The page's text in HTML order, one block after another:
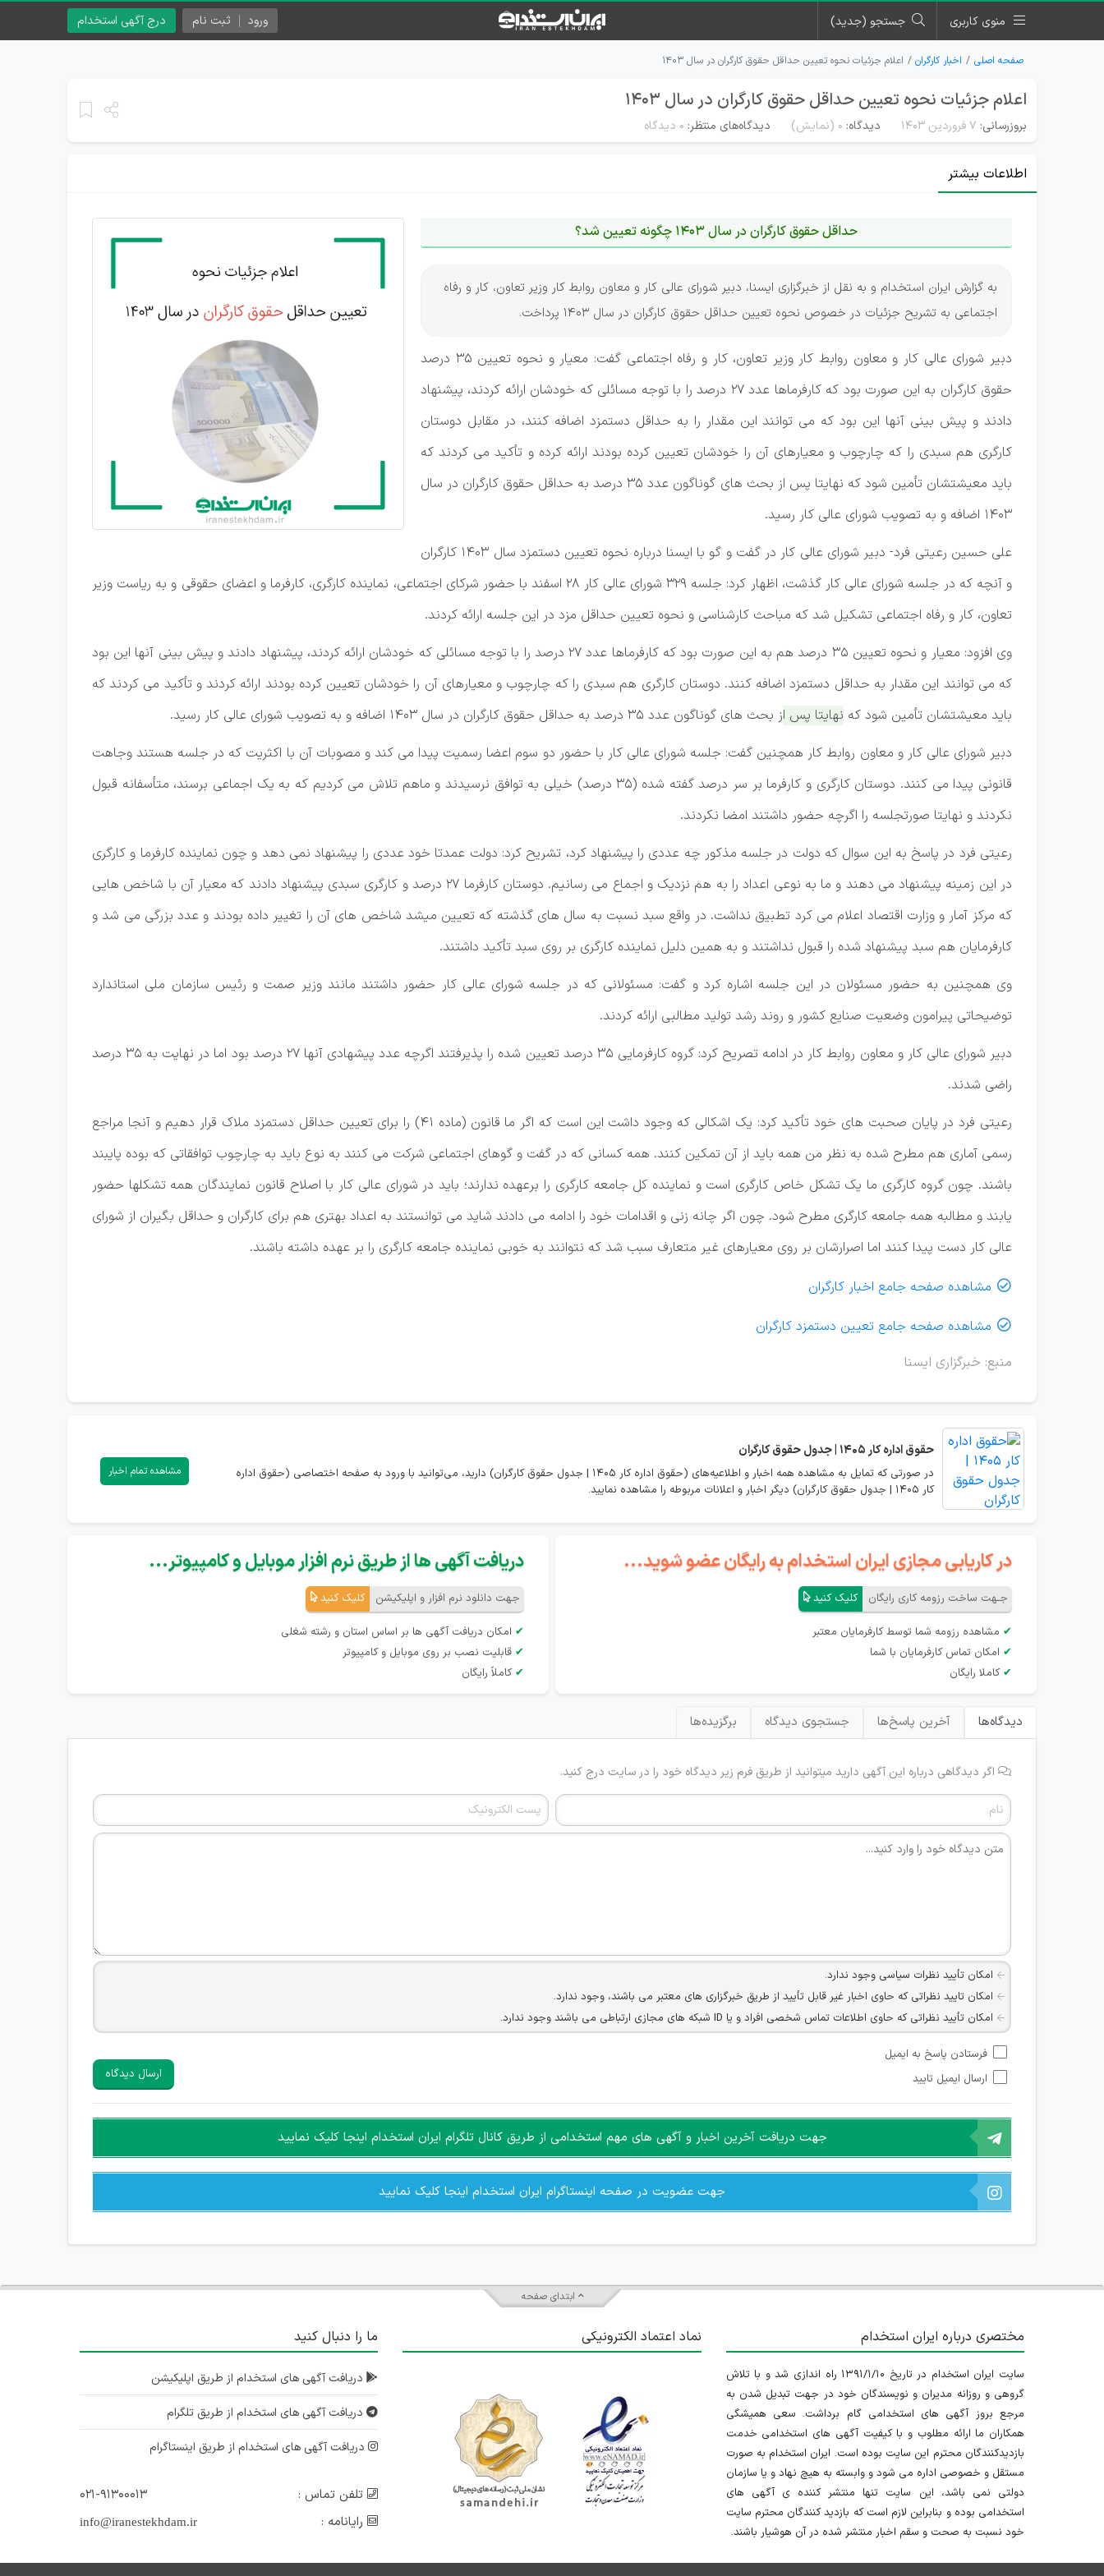
منوی کاربری جستجو (جدید) درج آگهی استخدام ورود ثبت نام
صفحه اصلی اخبار کارگران اعلام جزئیات نحوه تعیین حداقل حقوق کارگران در سال ۱۴۰۳
اعلام جزئیات نحوه تعیین حداقل حقوق کارگران در سال ۱۴۰۳
بروزرسانی: ۷ فروردین ۱۴۰۳ دیدگاه: 0 (نمایش) دیدگاه‌های منتظر: ۰ دیدگاه
اطلاعات بیشتر
حداقل حقوق کارگران در سال 1403 چگونه تعیین شد؟
به گزارش ایران استخدام و به نقل از خبرگزاری ایسنا، دبیر شورای عالی کار و معاون روابط کار وزیر تعاون، کار و رفاه
اجتماعی به تشریح جزئیات در خصوص نحوه تعیین حداقل حقوق کارگران در سال 1403 پرداخت.
دبیر شورای عالی کار و معاون روابط کار وزیر تعاون، کار و رفاه اجتماعی گفت: معیار و نحوه تعیین ۳۵ درصد
حقوق کارگران به این صورت بود که کارفرماها عدد ۲۷ درصد را با توجه مسائلی که خودشان ارائه کردند، پیشنهاد
دادند و پیش بینی آنها این بود که می توانند این مقدار را به حداقل دستمزد اضافه کنند، در مقابل دوستان
کارگری هم سبدی را که چارچوب و معیارهای آن را خودشان تعیین کرده بودند ارائه کرده و تأکید می کردند که
باید معیشتشان تأمین شود که نهایتا پس از بحث های گوناگون عدد ۳۵ درصد به حداقل حقوق کارگران در سال
۱۴۰۳ اضافه و به تصویب شورای عالی کار رسید.
علی حسین رعیتی فرد- دبیر شورای عالی کار در گفت و گو با ایسنا درباره نحوه تعیین دستمزد سال ۱۴۰۳ کارگران
و آنچه که در جلسه شورای عالی کار گذشت، اظهار کرد: جلسه ۳۲۹ شورای عالی کار ۲۸ اسفند با حضور شرکای اجتماعی، نماینده کارگری، کارفرما و اعضای حقوقی و به ریاست وزیر
تعاون، کار و رفاه اجتماعی تشکیل شد که مباحث کارشناسی و نحوه تعیین حداقل مزد در این جلسه ارائه کردند.
وی افزود: معیار و نحوه تعیین ۳۵ درصد هم به این صورت بود که کارفرماها عدد ۲۷ درصد را با توجه مسائلی که خودشان ارائه کردند، پیشنهاد دادند و پیش بینی آنها این بود
که می توانند این مقدار به حداقل دستمزد اضافه کنند. دوستان کارگری هم سبدی را که چارچوب و معیارهای آن را خودشان تعیین کرده بودند ارائه کردند و تأکید می کردند که
باید معیشتشان تأمین شود که نهایتا پس از بحث های گوناگون عدد ۳۵ درصد به حداقل حقوق کارگران در سال ۱۴۰۳ اضافه و به تصویب شورای عالی کار رسید.
دبیر شورای عالی کار و معاون روابط کار همچنین گفت: جلسه شورای عالی کار با حضور دو سوم اعضا رسمیت پیدا می کند و مصوبات آن با اکثریت که در جلسه هستند وجاهت
قانونی پیدا می کنند. دوستان کارگری و کارفرما بر سر درصد گفته شده (۳۵ درصد) خیلی به توافق نرسیدند و ماهم تلاش می کردیم که به یک اجماعی برسند، متأسفانه قبول
نکردند و نهایتا صورتجلسه را اگرچه حضور داشتند امضا نکردند.
رعیتی فرد در پاسخ به این سوال که دولت در جلسه مذکور چه عددی را پیشنهاد کرد، تشریح کرد: دولت عمدتا خود عددی را پیشنهاد نمی دهد و چون نماینده کارفرما و کارگری
در این زمینه پیشنهاد می دهند و ما به نوعی اعداد را به هم نزدیک و اجماع می رسانیم. دوستان کارفرما ۲۷ درصد و کارگری سبدی پیشنهاد دادند که معیار آن با شاخص هایی
که مرکز آمار و وزارت اقتصاد اعلام می کرد تطبیق نداشت. در واقع سبد نسبت به سال های گذشته که تعیین میشد شاخص های آن را تغییر داده بودند و عدد بزرگی می شد و
کارفرمایان هم سبد پیشنهاد شده را قبول نداشتند و به همین دلیل نماینده کارگری بر روی سبد تأکید داشتند.
وی همچنین به حضور مسئولان در این جلسه اشاره کرد و گفت: مسئولانی که در جلسه شورای عالی کار حضور داشتند مانند وزیر صمت و رئیس سازمان ملی استاندارد
توضیحاتی پیرامون وضعیت صنایع کشور و روند رشد تولید مطالبی ارائه کردند.
دبیر شورای عالی کار و معاون روابط کار در ادامه تصریح کرد: گروه کارفرمایی ۳۵ درصد تعیین شده را پذیرفتند اگرچه عدد پیشهادی آنها ۲۷ درصد بود اما در نهایت به ۳۵ درصد
راضی شدند.
رعیتی فرد در پایان صحبت های خود تأکید کرد: یک اشکالی که وجود داشت این است که اگر ما قانون (ماده ۴۱) را برای تعیین حداقل دستمزد ملاک قرار دهیم و آنجا مراجع
رسمی آماری هم مطرح شده به نظر من همه باید از آن تمکین کنند. همه کسانی که در گفت و گوهای اجتماعی شرکت می کنند به نوع باید به چارچوب توافقاتی که بوده پایبند
باشند. چون گروه کارگری ما یک تشکل خاص کارگری است و نماینده کل جامعه کارگری را برعهده ندارند؛ باید در شورای عالی کار با اصلاح قانون نمایندگان همه تشکلها حضور
یابند و مطالبه همه جامعه کارگری مطرح شود. چون اگر چانه زنی و اقدامات خود را ادامه می دادند شاید می توانستند به اعداد بهتری هم برای کارگران و حداقل بگیران از شورای
عالی کار دست پیدا کنند اما اصرارشان بر روی معیارهای غیر متعارف سبب شد که نتوانند به خوبی نماینده جامعه کارگری را بر عهده داشته باشند.
 مشاهده صفحه جامع اخبار کارگران
 مشاهده صفحه جامع تعیین دستمزد کارگران
منبع: خبرگزاری ایسنا
حقوق اداره کار 1405 | جدول حقوق کارگران
در صورتی که تمایل به مشاهده همه اخبار و اطلاعیه‌های (حقوق اداره کار 1405 | جدول حقوق کارگران) دارید، می‌توانید با ورود به صفحه اختصاصی (حقوق اداره
کار 1405 | جدول حقوق کارگران) دیگر اخبار و اعلانات مربوطه را مشاهده نمایید.
مشاهده تمام اخبار
در کاریابی مجازی ایران استخدام به رایگان عضو شوید...
جـهت ساخت رزومه کاری رایگان کلیک کنید
✔ مشاهده رزومه شما توسط کارفرمایان معتبر
✔ امکان تماس کارفرمایان با شما
✔ کاملا رایگان
دریافت آگهی ها از طریق نرم افزار موبایل و کامپیوتر...
جهت دانلود نرم افزار و اپلیکیشن کلیک کنید
✔ امکان دریافت آگهی ها بر اساس استان و رشته شغلی
✔ قابلیت نصب بر روی موبایل و کامپیوتر
✔ کاملاً رایگان
دیدگاه‌ها آخرین پاسخ‌ها جستجوی دیدگاه برگزیده‌ها
اگر دیدگاهی درباره این آگهی دارید میتوانید از طریق فرم زیر دیدگاه خود را در سایت درج کنید.
امکان تأیید نظرات سیاسی وجود ندارد.
امکان تایید نظراتی که حاوی اخبار غیر قابل تأیید از طریق خبرگزاری های معتبر می باشند، وجود ندارد.
امکان تأیید نظراتی که حاوی اطلاعات تماس شخصی افراد و یا ID شبکه های مجازی ارتباطی می باشند وجود ندارد.
هرگونه تحریک، تحقیر و کنایه به سایر افراد (مسئول و غیر مسئول) غیر مجاز می باشد.
امکان هماهنگی برای هرگونه ملاقات حضوری چه به صورت دسته جمعی و چه فردی توسط کاربران سایت وجود ندارد.
فرستادن پاسخ به ایمیل
ارسال ایمیل تایید
ارسال دیدگاه
جهت دریافت آخرین اخبار و آگهی های مهم استخدامی از طریق کانال تلگرام ایران استخدام اینجا کلیک نمایید
جهت عضویت در صفحه اینستاگرام ایران استخدام اینجا کلیک نمایید
ابتدای صفحه
مختصری درباره ایران استخدام
سایت ایران استخدام در تاریخ ۱۳۹۱/۱/۱۰ راه اندازی شد و با تلاش
گروهی و روزانه مدیران و نویسندگان خود در جهت تبدیل شدن به
مرجع بروز آگهی های استخدامی گام برداشت. سعی همیشگی
همکاران ما ارائه مطلوب و با کیفیت آگهی های استخدامی خدمت
بازدیدکنندگان محترم این سایت بوده است. ایران استخدام به صورت
مستقل و خصوصی اداره می شود و وابسته به هیچ نهاد و یا سازمان
دولتی نمی باشد، این سایت تنها منتشر کننده ی آگهی های
استخدامی بوده و بنابراین لازم است که بازدید کنندگان محترم سایت
خود نسبت به صحت و سقم اخبار منتشر شده در آن هوشیار باشند.
نماد اعتماد الکترونیکی ما را دنبال کنید
دریافت آگهی های استخدام از طریق اپلیکیشن
دریافت آگهی های استخدام از طریق تلگرام
دریافت آگهی های استخدام از طریق اینستاگرام
تلفن تماس :
۰۲۱-۹۱۳۰۰۰۱۳
رایانامه :
info@iranestekhdam.ir